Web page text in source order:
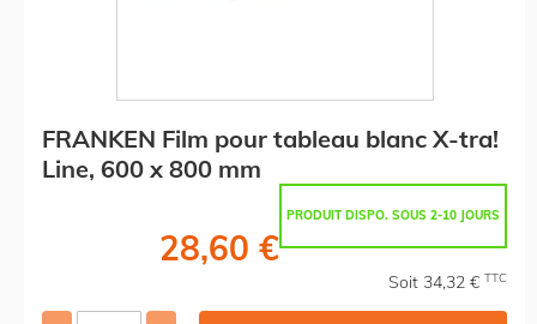
FRANKEN Film pour tableau blanc X-tra!
Line, 600 x 800 mm
PRODUIT DISPO. SOUS 2-10 JOURS
28,60 €
Soit 34,32 € TTC